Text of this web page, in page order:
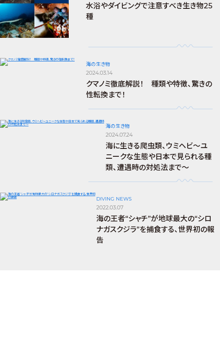
水浴やダイビングで注意すべき生き物25
種
海の生き物
2024.03.14
クマノミ徹底解説！ 種類や特徴、驚きの
性転換まで！
海の生き物
2024.07.24
海に生きる爬虫類、ウミヘビ～ユ
ニークな生態や日本で見られる種
類、遭遇時の対処法まで～
DIVING NEWS
2022.03.07
海の王者“シャチ”が地球最大の“シロ
ナガスクジラ”を捕食する、世界初の報
告